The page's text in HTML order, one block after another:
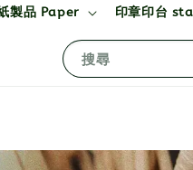
搜尋
製品 Paper 印章印台